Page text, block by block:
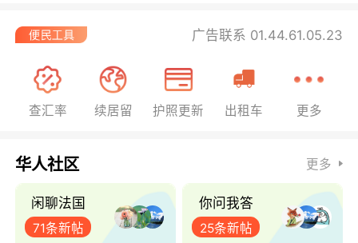
广告联系 01.44.61.05.23
查汇率 续居留 护照更新 出租车 更多
华人社区 更多
闲聊法国
71条新帖
你问我答
25条新帖